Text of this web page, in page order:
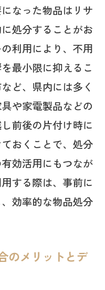
なった物品はリサ
処分することがお
利用により、不用
最小限に抑えるこ
ど、県内には多く
や家電製品などの
前後の片付け時に
おくことで、処分
効活用にもつなが
する際は、事前に
効率的な物品処分
のメリットとデ